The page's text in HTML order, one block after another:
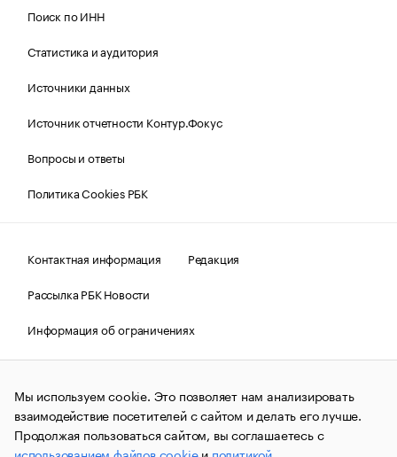
Поиск по ИНН
Статистика и аудитория
Источники данных
Источник отчетности Контур.Фокус
Вопросы и ответы
Политика Cookies РБК
Контактная информация
Редакция
Рассылка РБК Новости
Информация об ограничениях
Правовая информация
О соблюдении авторских прав
© АО «РОСБИЗНЕСКОНСАЛТИНГ»,1995–2026.Сообщения
и материалы информационного агентства «РБК»
(зарегистрировано Федеральной службой по надзору в сфере
связи, информационных технологий и массовых
Мы используем cookie. Это позволяет нам анализировать
взаимодействие посетителей с сайтом и делать его лучше.
Продолжая пользоваться сайтом, вы соглашаетесь с